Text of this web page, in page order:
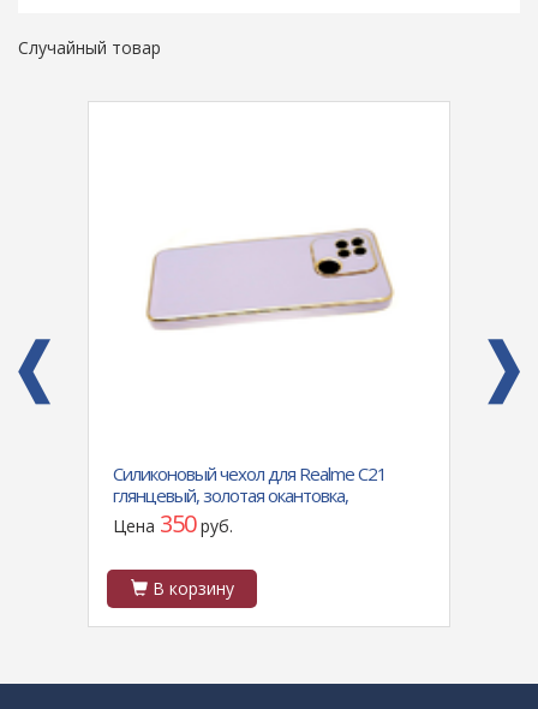
Случайный товар
Силиконовый чехол для Realme C21
глянцевый, золотая окантовка,
сиреневый
Цена 350руб.
В корзину